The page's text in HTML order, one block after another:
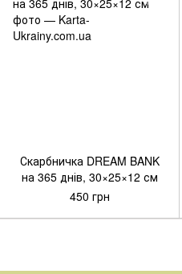
Скарбничка DREAM BANK
на 365 днів, 30×25×12 см
450 грн